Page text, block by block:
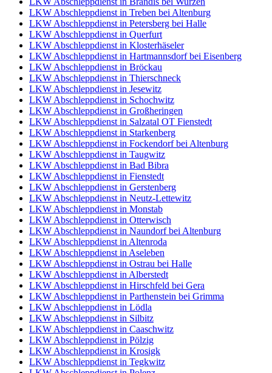
LKW Abschleppdienst in Treben bei Altenburg
LKW Abschleppdienst in Petersberg bei Halle
LKW Abschleppdienst in Querfurt
LKW Abschleppdienst in Klosterhäseler
LKW Abschleppdienst in Hartmannsdorf bei Eisenberg
LKW Abschleppdienst in Bröckau
LKW Abschleppdienst in Thierschneck
LKW Abschleppdienst in Jesewitz
LKW Abschleppdienst in Schochwitz
LKW Abschleppdienst in Großheringen
LKW Abschleppdienst in Salzatal OT Fienstedt
LKW Abschleppdienst in Starkenberg
LKW Abschleppdienst in Fockendorf bei Altenburg
LKW Abschleppdienst in Taugwitz
LKW Abschleppdienst in Bad Bibra
LKW Abschleppdienst in Fienstedt
LKW Abschleppdienst in Gerstenberg
LKW Abschleppdienst in Neutz-Lettewitz
LKW Abschleppdienst in Monstab
LKW Abschleppdienst in Otterwisch
LKW Abschleppdienst in Naundorf bei Altenburg
LKW Abschleppdienst in Altenroda
LKW Abschleppdienst in Aseleben
LKW Abschleppdienst in Ostrau bei Halle
LKW Abschleppdienst in Alberstedt
LKW Abschleppdienst in Hirschfeld bei Gera
LKW Abschleppdienst in Parthenstein bei Grimma
LKW Abschleppdienst in Lödla
LKW Abschleppdienst in Silbitz
LKW Abschleppdienst in Caaschwitz
LKW Abschleppdienst in Pölzig
LKW Abschleppdienst in Krosigk
LKW Abschleppdienst in Tegkwitz